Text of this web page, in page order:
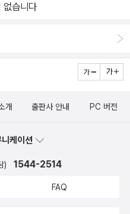
없습니다
개 출판사 안내 PC 버전
케이션
) 1544-2514
FAQ